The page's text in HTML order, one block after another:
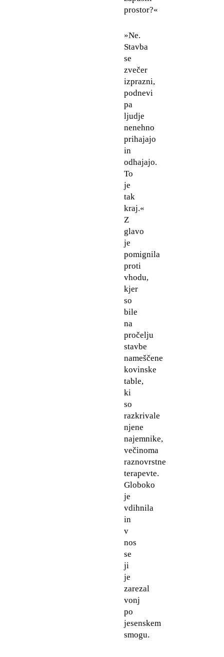
prostor?«
»Ne.
Stavba
se
zvečer
izprazni,
podnevi
pa
ljudje
nenehno
prihajajo
in
odhajajo.
To
je
tak
kraj.«
Z
glavo
je
pomignila
proti
vhodu,
kjer
so
bile
na
pročelju
stavbe
nameščene
kovinske
table,
ki
so
razkrivale
njene
najemnike,
večinoma
raznovrstne
terapevte.
Globoko
je
vdihnila
in
v
nos
se
ji
je
zarezal
vonj
po
jesenskem
smogu.